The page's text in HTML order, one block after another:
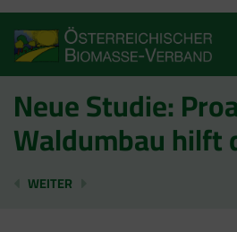
content
Neue Studie:
Waldumbau hilft
AKTIVER WALDUMBAU ODER
WEITER